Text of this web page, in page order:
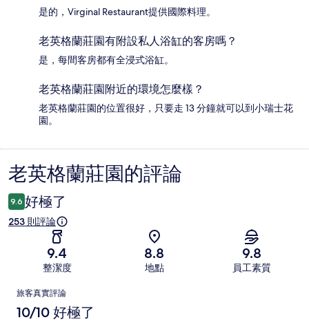
是的，Virginal Restaurant提供國際料理。
老英格蘭莊園有附設私人浴缸的客房嗎？
是，每間客房都有全浸式浴缸。
老英格蘭莊園附近的環境怎麼樣？
老英格蘭莊園的位置很好，只要走 13 分鐘就可以到小瑞士花
園。
評
論
老英格蘭莊園的評論
9.6 好極了
253 則評論
9.4
整潔度
8.8
地點
9.8
員工素質
評
論
旅客真實評論
10/10 好極了